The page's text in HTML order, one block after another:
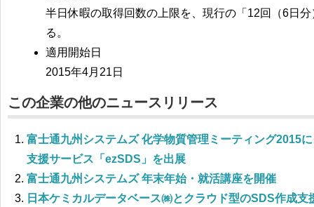
半日休暇の取得回数の上限を、現行の「12回（6日
る。
適用開始日
2015年4月21日
この企業の他のニュースリリース
富士通九州システムズ 化学物質管理ミーティング2015
支援サービス「ezSDS」を出展
富士通九州システムズ 年末年始・就活講座を開催
日本ケミカルデータベース㈱とクラウド型のSDS作成